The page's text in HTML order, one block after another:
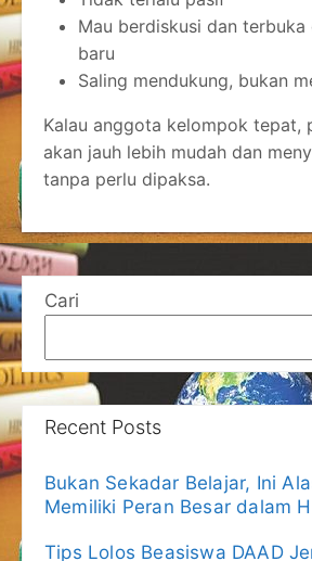
Mau berdiskusi dan terbuka
baru
Saling mendukung, bukan
Kalau anggota kelompok tepat,
akan jauh lebih mudah dan
tanpa perlu dipaksa.
Cari
Recent Posts
Bukan Sekadar Belajar, Ini
Memiliki Peran Besar dalam
Tips Lolos Beasiswa DAAD